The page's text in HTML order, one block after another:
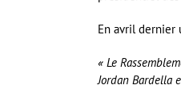
En avril dernier
« Le
Jordan Bardella